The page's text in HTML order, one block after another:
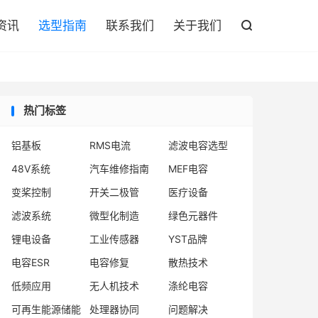
讯 选型指南 联系我们 关于我们 
热门标签
铝基板 RMS电流
滤波电容选型
48V系统
汽车维修指南
MEF电容
变桨控制
开关二极管
医疗设备
滤波系统
微型化制造
绿色元器件
锂电设备
工业传感器
YST品牌
电容ESR
电容修复
散热技术
低频应用
无人机技术
涤纶电容
可再生能源储能
处理器协同 问题解决